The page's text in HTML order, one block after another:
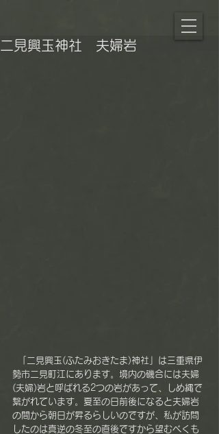
二見興玉神社 夫婦岩
勢市二見町江にあります。境内の磯合には夫婦
(夫婦)岩と呼ばれる2つの岩があって、しめ縄で
繋がれています。夏至の日前後になると夫婦岩
の間から朝日が昇るらしいのですが、私が訪問
したのは真逆の冬至の直後ですから望むべくも